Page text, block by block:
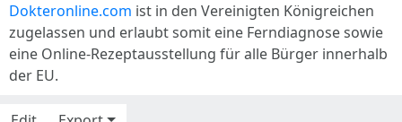
Dokteronline.com ist in den Vereinigten Königreichen
zugelassen und erlaubt somit eine Ferndiagnose sowie
eine Online-Rezeptausstellung für alle Bürger innerhalb
der EU.